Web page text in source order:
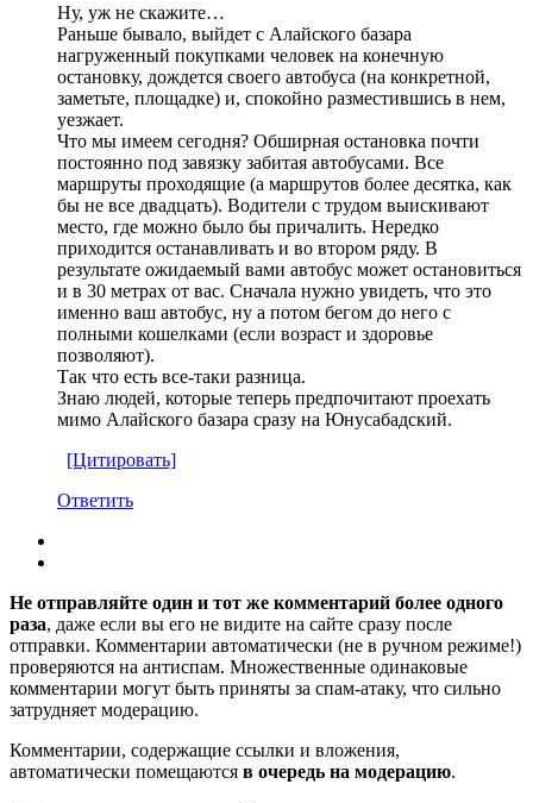
Ну, уж не скажите…
Раньше бывало, выйдет с Алайского базара
нагруженный покупками человек на конечную
остановку, дождется своего автобуса (на конкретной,
заметьте, площадке) и, спокойно разместившись в нем,
уезжает.
Что мы имеем сегодня? Обширная остановка почти
постоянно под завязку забитая автобусами. Все
маршруты проходящие (а маршрутов более десятка, как
бы не все двадцать). Водители с трудом выискивают
место, где можно было бы причалить. Нередко
приходится останавливать и во втором ряду. В
результате ожидаемый вами автобус может остановиться
и в 30 метрах от вас. Сначала нужно увидеть, что это
именно ваш автобус, ну а потом бегом до него с
полными кошелками (если возраст и здоровье
позволяют).
Так что есть все-таки разница.
Знаю людей, которые теперь предпочитают проехать
мимо Алайского базара сразу на Юнусабадский.
[Цитировать]
Ответить
Не отправляйте один и тот же комментарий более одного
раза, даже если вы его не видите на сайте сразу после
отправки. Комментарии автоматически (не в ручном режиме!)
проверяются на антиспам. Множественные одинаковые
комментарии могут быть приняты за спам-атаку, что сильно
затрудняет модерацию.
Комментарии, содержащие ссылки и вложения,
автоматически помещаются в очередь на модерацию.